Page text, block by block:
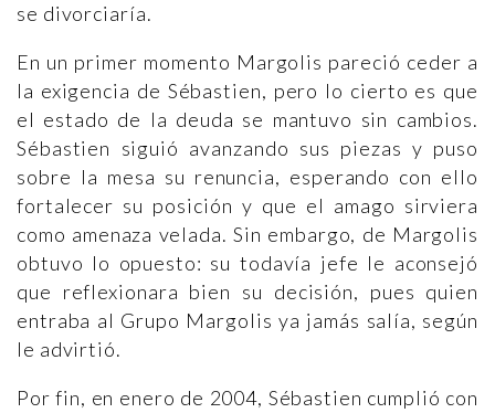
se divorciaría.
En un primer momento Margolis pareció ceder a
la exigencia de Sébastien, pero lo cierto es que
el estado de la deuda se mantuvo sin cambios.
Sébastien siguió avanzando sus piezas y puso
sobre la mesa su renuncia, esperando con ello
fortalecer su posición y que el amago sirviera
como amenaza velada. Sin embargo, de Margolis
obtuvo lo opuesto: su todavía jefe le aconsejó
que reflexionara bien su decisión, pues quien
entraba al Grupo Margolis ya jamás salía, según
le advirtió.
Por fin, en enero de 2004, Sébastien cumplió con